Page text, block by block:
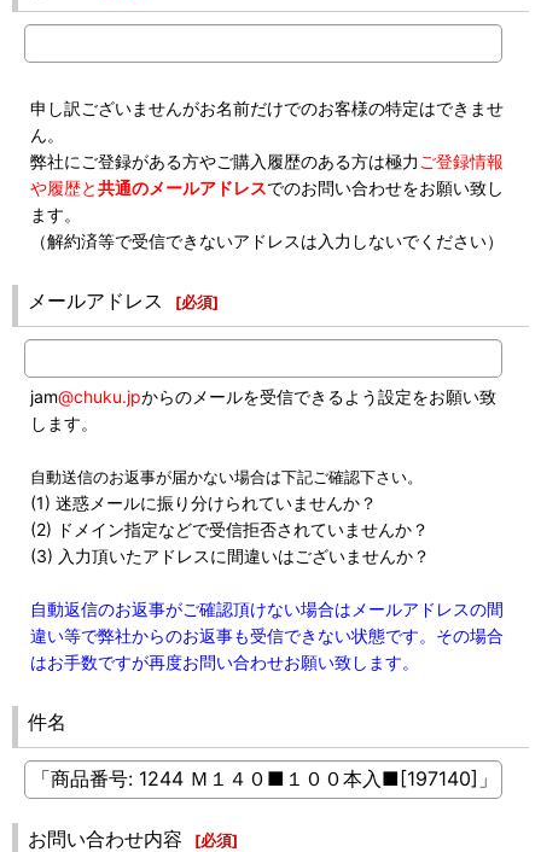
申し訳ございませんがお名前だけでのお客様の特定はできませ
ん。
弊社にご登録がある方やご購入履歴のある方は極力 ご登録情報
や履歴と共通のメールアドレスでのお問い合わせをお願い致し
ます。
（解約済等で受信できないアドレスは入力しないでください）
メールアドレス [必須]
jam@chuku.jpからのメールを受信できるよう設定をお願い致
します。
自動送信のお返事が届かない場合は下記ご確認下さい。
(1) 迷惑メールに振り分けられていませんか？
(2) ドメイン指定などで受信拒否されていませんか？
(3) 入力頂いたアドレスに間違いはございませんか？
自動返信のお返事がご確認頂けない場合はメールアドレスの間
違い等で弊社からのお返事も受信できない状態です。その場合
はお手数ですが再度お問い合わせお願い致します。
件名
お問い合わせ内容 [必須]